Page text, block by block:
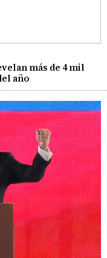
más de 4 mil
año